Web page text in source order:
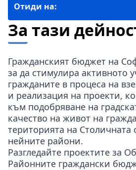
За тази
Гражданският бюджет на
за да стимулира активното
гражданите в процеса на
и реализация на проекти,
към подобряване на
качество на живот на
територията на
нейните райони.
Разгледайте проектите за
Районните граждански
Отиди на: